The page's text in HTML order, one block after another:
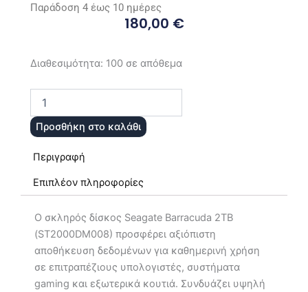
Παράδοση 4 έως 10 ημέρες
180,00 €
Διαθεσιμότητα: 100 σε απόθεμα
Seagate
2TB
(ST2000DM008)
ποσότητα
Προσθήκη στο καλάθι
Περιγραφή
Επιπλέον πληροφορίες
Ο σκληρός δίσκος Seagate Barracuda 2TB
(ST2000DM008) προσφέρει αξιόπιστη
αποθήκευση δεδομένων για καθημερινή χρήση
σε επιτραπέζιους υπολογιστές, συστήματα
gaming και εξωτερικά κουτιά. Συνδυάζει υψηλή